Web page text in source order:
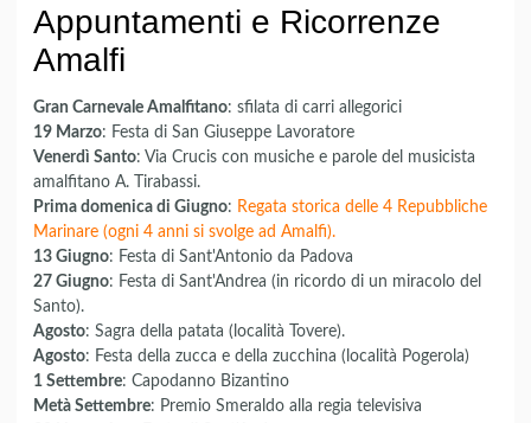
Appuntamenti e Ricorrenze
Amalfi
Gran Carnevale Amalfitano: sfilata di carri allegorici
19 Marzo: Festa di San Giuseppe Lavoratore
Venerdì Santo: Via Crucis con musiche e parole del musicista
amalfitano A. Tirabassi.
Prima domenica di Giugno: Regata storica delle 4 Repubbliche
Marinare (ogni 4 anni si svolge ad Amalfi).
13 Giugno: Festa di Sant'Antonio da Padova
27 Giugno: Festa di Sant'Andrea (in ricordo di un miracolo del
Santo).
Agosto: Sagra della patata (località Tovere).
Agosto: Festa della zucca e della zucchina (località Pogerola)
1 Settembre: Capodanno Bizantino
Metà Settembre: Premio Smeraldo alla regia televisiva